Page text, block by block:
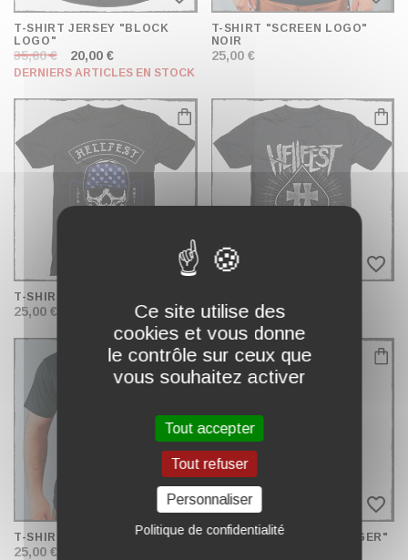
T-SHIRT JERSEY "BLOCK
LOGO"
35,00 € 20,00 €
DERNIERS ARTICLES EN STOCK
T-SHIRT "SCREEN LOGO"
NOIR
25,00 €
favorite_border
T-SHIRT "HELLBANGER"
25,00 €
favorite_border
25,00 €
favorite_border
T-SHIRT "ROCK CITY"
25,00 €
favorite_border
DÉBARDEUR "HELLBANGER"
Ce site utilise des
cookies et vous donne
le contrôle sur ceux que
vous souhaitez activer
Tout accepter
Tout refuser
Personnaliser
Politique de confidentialité